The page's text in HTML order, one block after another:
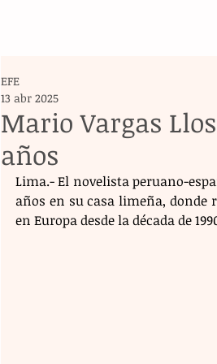
Mario Vargas
años
EFE
13 abr 2025
Lima.- El novelista peruano-
años en su casa limeña, donde
en Europa desde la década de